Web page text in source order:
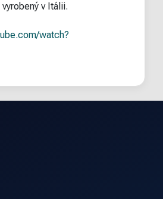
v Itálii.
watch?